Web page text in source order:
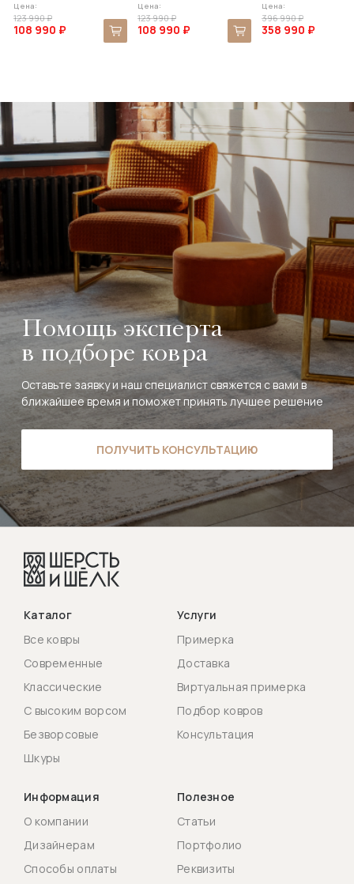
Цена:
123 990 ₽
108 990 ₽
Цена:
123 990 ₽
108 990 ₽
Цена:
396 990 ₽
358 990 ₽
Помощь эксперта
в подборе ковра
Оставьте заявку и наш специалист свяжется с вами в
ближайшее время и поможет принять лучшее решение
ПОЛУЧИТЬ КОНСУЛЬТАЦИЮ
Каталог
Все ковры
Современные
Классические
С высоким ворсом
Безворсовые
Шкуры
Услуги
Примерка
Доставка
Виртуальная примерка
Подбор ковров
Консультация
Информация
О компании
Дизайнерам
Способы оплаты
Полезное
Статьи
Портфолио
Реквизиты